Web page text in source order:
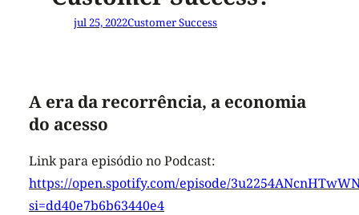
jul 25, 2022Customer Success
A era da recorrência, a economia
do acesso
Link para episódio no Podcast:
https://open.spotify.com/episode/
si=dd40e7b6b63440e4